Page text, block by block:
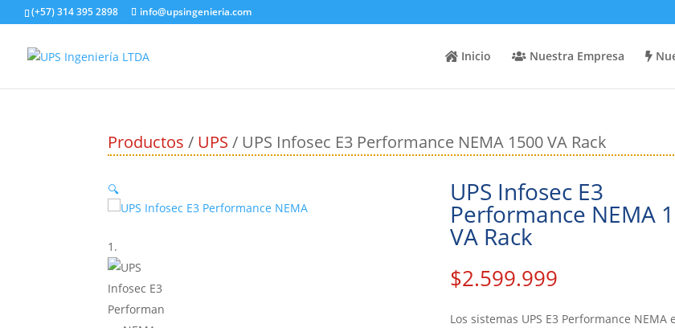
(+57) 314 395 2898 info@upsingenieria.com
Inicio Nuestra Empresa
Productos / UPS / UPS Infosec E3 Performance NEMA 1500 VA Rack
🔍 UPS Infosec E3
Performance NEMA
VA Rack
$2.599.999
Los sistemas UPS E3 Performance NEMA